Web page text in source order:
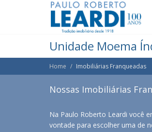
Unidade Moema
Home Imobiliárias Franqueadas
Nossas Imobiliárias
Na Paulo Roberto Leardi você
vontade para escolher uma de